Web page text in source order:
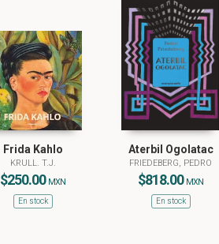
Frida Kahlo
KRULL. T.J.
$250.00 MXN
En stock
Aterbil Ogolatac
FRIEDEBERG, PEDRO
$818.00 MXN
En stock